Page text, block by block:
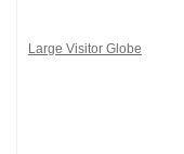
Large Visitor Globe